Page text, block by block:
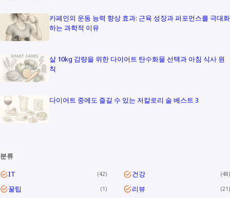
카페인의 운동 능력 향상 효과: 근육 성장과 퍼포먼스를 극대화
하는 과학적 이유
살 10kg 감량을 위한 다이어트 탄수화물 선택과 아침 식사 원
칙
다이어트 중에도 즐길 수 있는 저칼로리 술 베스트 3
분류
IT
42 건강 48
꿀팁 1 리뷰 21